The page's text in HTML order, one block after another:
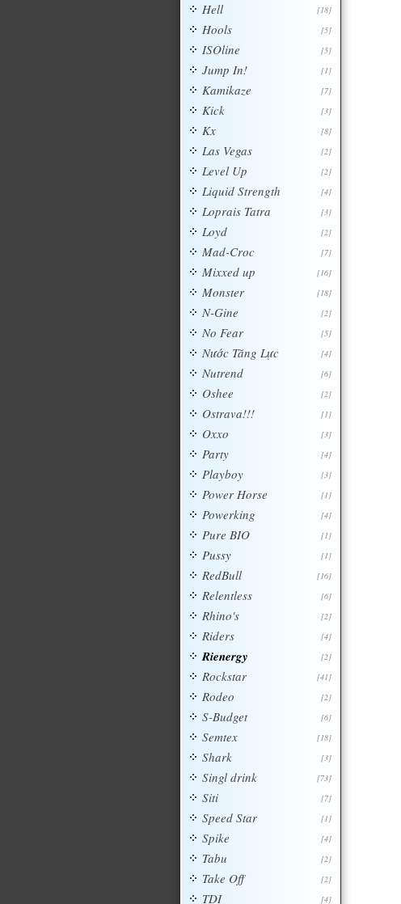
[18]
Hell
[5]
Hools
[5]
ISOline
[1]
Jump In!
[7]
Kamikaze
[3]
Kick
[8]
Kx
[2]
Las Vegas
[2]
Level Up
[4]
Liquid Strength
[3]
Loprais Tatra
[2]
Loyd
[7]
Mad-Croc
[16]
Mixxed up
[18]
Monster
[2]
N-Gine
[5]
No Fear
[4]
Nước Tăng Lực
[6]
Nutrend
[2]
Oshee
[1]
Ostrava!!!
[3]
Oxxo
[4]
Party
[3]
Playboy
[1]
Power Horse
[4]
Powerking
[1]
Pure BIO
[1]
Pussy
[16]
RedBull
[6]
Relentless
[2]
Rhino's
[4]
Riders
[2]
Rienergy
[41]
Rockstar
[2]
Rodeo
[6]
S-Budget
[18]
Semtex
[3]
Shark
[73]
Singl drink
[7]
Siti
[1]
Speed Star
[4]
Spike
[2]
Tabu
[2]
Take Off
[4]
TDI